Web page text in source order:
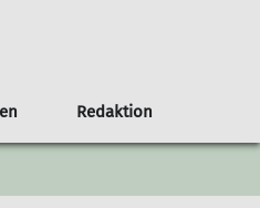
Klimaschutz
Service
Skigruppe
Topos
Redaktion